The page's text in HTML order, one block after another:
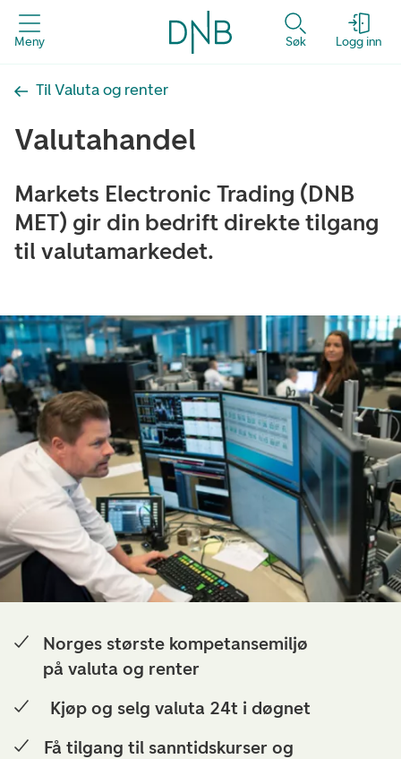
Meny Søk Logg inn
Til Valuta og renter
Valutahandel
Markets Electronic Trading (DNB
MET) gir din bedrift direkte tilgang
til valutamarkedet.
Norges største kompetansemiljø
på valuta og renter
Kjøp og selg valuta 24t i døgnet
Få tilgang til sanntidskurser og